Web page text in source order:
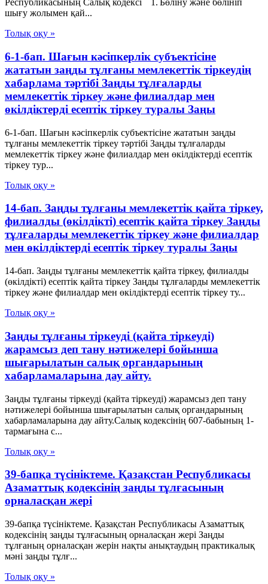
Республикасының Салық кодексі 1. Бөліну және бөлініп
шығу жолымен қай...
Толық оқу »
6-1-бап. Шағын кәсіпкерлік субъектісіне
жататын заңды тұлғаны мемлекеттік тіркеудің
хабарлама тәртібі Заңды тұлғаларды
мемлекеттік тіркеу және филиалдар мен
өкілдіктерді есептік тіркеу туралы Заңы
6-1-бап. Шағын кәсіпкерлік субъектісіне жататын заңды
тұлғаны мемлекеттік тіркеу тәртібі Заңды тұлғаларды
мемлекеттік тіркеу және филиалдар мен өкілдіктерді есептік
тіркеу тур...
Толық оқу »
14-бап. Заңды тұлғаны мемлекеттік қайта тіркеу,
филиалды (өкілдікті) есептік қайта тіркеу Заңды
тұлғаларды мемлекеттік тіркеу және филиалдар
мен өкілдіктерді есептік тіркеу туралы Заңы
14-бап. Заңды тұлғаны мемлекеттік қайта тіркеу, филиалды
(өкілдікті) есептік қайта тіркеу Заңды тұлғаларды мемлекеттік
тіркеу және филиалдар мен өкілдіктерді есептік тіркеу ту...
Толық оқу »
Заңды тұлғаны тіркеуді (қайта тіркеуді)
жарамсыз деп тану нәтижелері бойынша
шығарылатын салық органдарының
хабарламаларына дау айту.
Заңды тұлғаны тіркеуді (қайта тіркеуді) жарамсыз деп тану
нәтижелері бойынша шығарылатын салық органдарының
хабарламаларына дау айту.Салық кодексінің 607-бабының 1-
тармағына с...
Толық оқу »
39-бапқа түсініктеме. Қазақстан Республикасы
Азаматтық кодексінің заңды тұлғасының
орналасқан жері
39-бапқа түсініктеме. Қазақстан Республикасы Азаматтық
кодексінің заңды тұлғасының орналасқан жері Заңды
тұлғаның орналасқан жерін нақты анықтаудың практикалық
мәні заңды тұлғ...
Толық оқу »